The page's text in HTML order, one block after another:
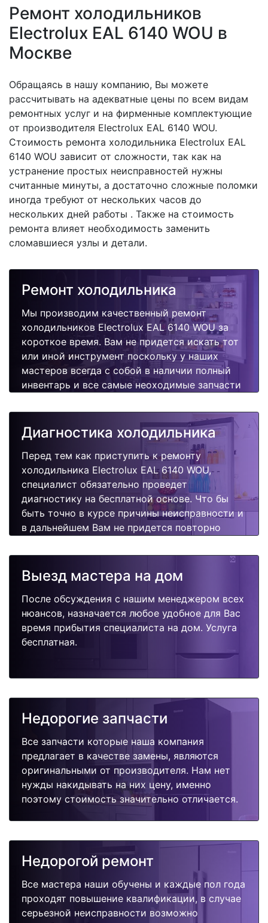
Ремонт холодильников
Electrolux EAL 6140 WOU в
Москве
Обращаясь в нашу компанию, Вы можете
рассчитывать на адекватные цены по всем видам
ремонтных услуг и на фирменные комплектующие
от производителя Electrolux EAL 6140 WOU.
Стоимость ремонта холодильника Electrolux EAL
6140 WOU зависит от сложности, так как на
устранение простых неисправностей нужны
считанные минуты, а достаточно сложные поломки
иногда требуют от нескольких часов до
нескольких дней работы . Также на стоимость
ремонта влияет необходимость заменить
сломавшиеся узлы и детали.
Ремонт холодильника
Мы производим качественный ремонт
холодильников Electrolux EAL 6140 WOU за
короткое время. Вам не придется искать тот
или иной инструмент поскольку у наших
мастеров всегда с собой в наличии полный
инвентарь и все самые неоходимые запчасти
быстро, качественно и недорого.
Диагностика холодильника
Перед тем как приступить к ремонту
холодильника Electrolux EAL 6140 WOU,
специалист обязательно проведет
диагностику на бесплатной основе. Что бы
быть точно в курсе причины неисправности и
в дальнейшем Вам не придется повторно
поломок.
Выезд мастера на дом
После обсуждения с нашим менеджером всех
нюансов, назначается любое удобное для Вас
время прибытия специалиста на дом. Услуга
бесплатная.
Недорогие запчасти
Все запчасти которые наша компания
предлагает в качестве замены, являются
оригинальными от производителя. Нам нет
нужды накидывать на них цену, именно
поэтому стоимость значительно отличается.
Недорогой ремонт
Все мастера наши обучены и каждые пол года
проходят повышение квалификации, в случае
серьезной неисправности возможно